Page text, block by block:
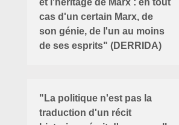
et l'héritage de Marx : en tout
cas d'un certain Marx, de
son génie, de l'un au moins
de ses esprits" (DERRIDA)
"La politique n'est pas la
traduction d'un récit